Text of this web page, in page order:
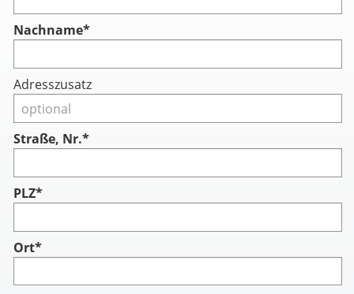
Nachname*
Adresszusatz
Straße, Nr.*
PLZ*
Ort*